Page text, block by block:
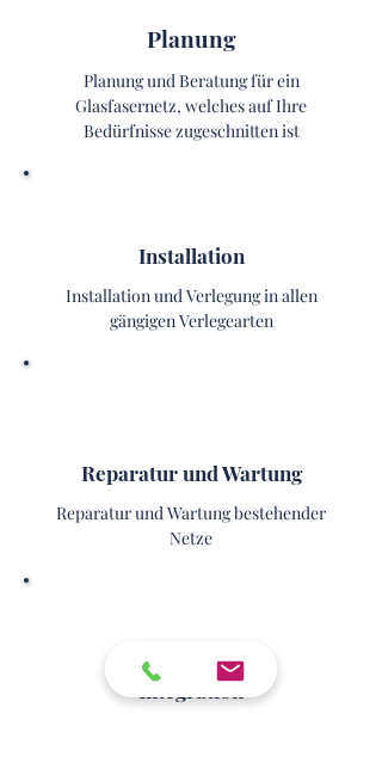
Planung
Planung und Beratung für ein
Glasfasernetz, welches auf Ihre
Bedürfnisse zugeschnitten ist
Installation
Installation und Verlegung in allen
gängigen Verlegearten
Reparatur und Wartung
Reparatur und Wartung bestehender
Netze
Integration